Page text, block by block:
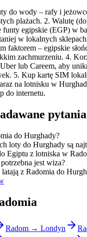
do wody – rafy i
plażach. 2. Walutę
egipskie (EGP) w
w lokalnych
faktorem – egipskie
zachmurzeniu. 4.
lub Careem, aby
5. Kup kartę SIM
na lotnisku w
do internetu.
pytania
do Hurghady?
loty do Hurghady są
Egiptu z lotniska w
jest wiza?
z Radomia do
Radom → Londyn